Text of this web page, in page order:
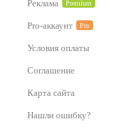
Оперативная
Хотите весело?
Реклама
Premium
Pro-аккаунт Pro
Условия оплаты
Соглашение
Карта сайта
Нашли ошибку?